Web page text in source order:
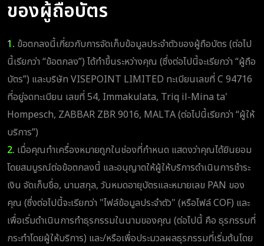
ของผู้ถือบัตร
1. ข้อตกลงนี้เกี่ยวกับการจัดเก็บข้อมูลประจำตัวของผู้ถือบัตร (ต่อไป
นี้เรียกว่า “ข้อตกลง”) ได้ทำขึ้นระหว่างคุณ (ซึ่งต่อไปนี้จะเรียกว่า “ผู้ถือ
บัตร”) และบริษัท VISEPOINT LIMITED ทะเบียนเลขที่ C 94716
ที่อยู่จดทะเบียน เลขที่ 54, Immakulata, Triq il-Mina ta'
Hompesch, ZABBAR ZBR 9016, MALTA (ต่อไปนี้เรียกว่า “ผู้ให้
บริการ”)
2. เมื่อคุณทำเครื่องหมายถูกในช่องที่กำหนด แสดงว่าคุณได้ยินยอม
โดยสมบูรณ์ต่อข้อตกลงนี้ และอนุญาตให้ผู้ให้บริการดำเนินการชำระ
เงิน จัดเก็บชื่อ, นามสกุล, วันหมดอายุบัตรและหมายเลข PAN ของ
คุณ (ซึ่งต่อไปนี้จะเรียกว่า "ไฟล์ข้อมูลประจำตัว" (หรือไฟล์ COF) และ
เพื่อเริ่มดำเนินการทำธุรกรรมในนามของคุณ (ต่อไปนี้ คือ ธุรกรรมที่
กระทำโดยผู้ให้บริการ) และ/หรือเพื่อประมวลผลธุรกรรมที่เริ่มต้นโดย